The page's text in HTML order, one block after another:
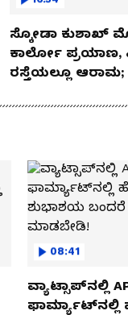
ಸ್ಕೋಡಾ ಕುಶಾಖ್
ಕಾರ್ಲೋ ಪ್ರಯಾಣ,
ರಸ್ತೆಯಲ್ಲೂ ಆರಾಮ;
08:41
ವ್ಯಾಟ್ಸಾಪ್‌ನಲ್ಲಿ